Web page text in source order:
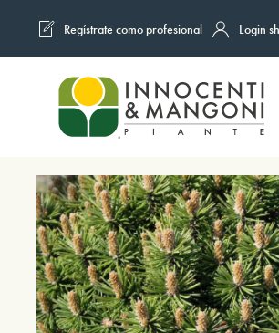
Skip to main content
Regístrate como profesional Login